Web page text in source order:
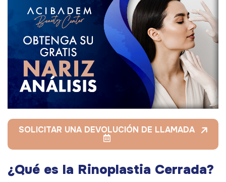
SOLICITAR UNA DEVOLUCIÓN DE LLAMADA
¿Qué es la Rinoplastia Cerrada?